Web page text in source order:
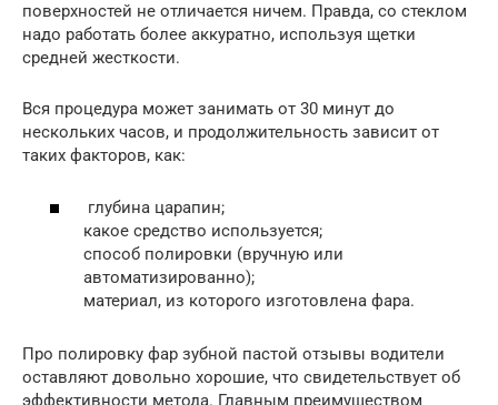
поверхностей не отличается ничем. Правда, со стеклом
надо работать более аккуратно, используя щетки
средней жесткости.
Вся процедура может занимать от 30 минут до
нескольких часов, и продолжительность зависит от
таких факторов, как:
глубина царапин;
какое средство используется;
способ полировки (вручную или
автоматизированно);
материал, из которого изготовлена фара.
Про полировку фар зубной пастой отзывы водители
оставляют довольно хорошие, что свидетельствует об
эффективности метода. Главным преимуществом